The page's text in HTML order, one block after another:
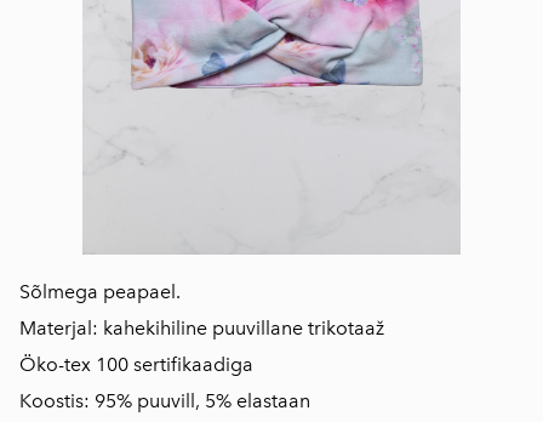
Sõlmega peapael.
Materjal: kahekihiline puuvillane trikotaaž
Öko-tex 100 sertifikaadiga
Koostis: 95% puuvill, 5% elastaan